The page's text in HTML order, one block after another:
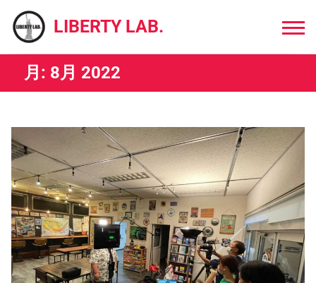
content
LIBERTY LAB.
月: 8月 2022